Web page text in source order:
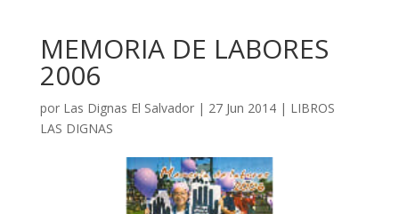
MEMORIA DE LABORES
2006
por Las Dignas El Salvador| 27 Jun 2014| LIBROS
LAS DIGNAS